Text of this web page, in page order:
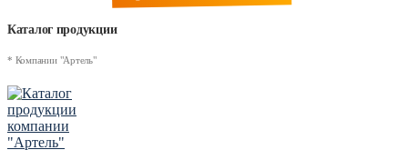
Каталог продукции
* Компании "Артель"